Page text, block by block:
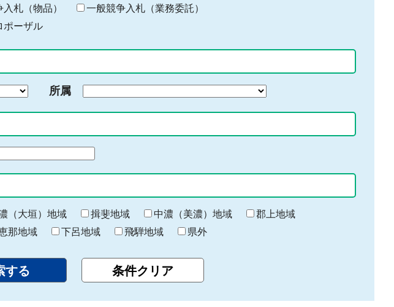
札（物品）
一般競争入札（業務委託）
ポーザル
所属
（大垣）地域 揖斐地域 中濃（美濃）地域
郡上地域
那地域 下呂地域 飛騨地域 県外